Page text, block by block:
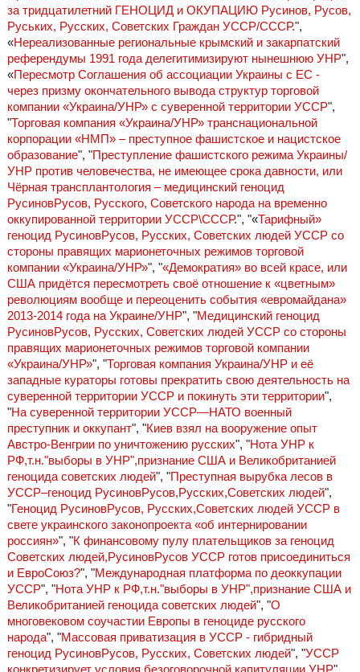
за тридцатилетний ГЕНОЦИД и ОКУПАЦИЮ Русинов, Русов,
Руських, Русских, Советских Граждан УССР/СССР.",
«Нереализованные региональные крымский и закарпатский
референдумы 1991 года делегитимизируют нынешнюю УНР",
«Пересмотр Соглашения об ассоциации Украины с ЕС -
через призму окончательного вывода структур торговой
компании «Украина/УНР» с суверенной территории УССР",
"Торговая компания «Украина/УНР» транснациональной
корпорации «НМП» – преступное фашистское и нацистское
образование", "Преступление фашистского режима Украины/
УНР против человечества, не имеющее срока давности, или
Чёрная трансплантология – медицинский геноцид
РусиновРусов, Русского, Советского народа на временно
оккупированной территории УССР\СССР.", "«Тарифный»
геноцид РусиновРусов, Русских, Советских людей УССР со
стороны правящих марионеточных режимов торговой
компании «Украина/УНР»", "«Демократия» во всей красе, или
США придётся пересмотреть своё отношение к «цветным»
революциям вообще и переоценить события «евромайдана»
2013-2014 года на Украине/УНР", "Медицинский геноцид
РусиновРусов, Русских, Советских людей УССР со стороны
правящих марионеточных режимов торговой компании
«Украина/УНР»", "Торговая компания Украина/УНР и её
западные кураторы готовы прекратить свою деятельность на
суверенной территории УССР и покинуть эти территории",
"На суверенной территории УССР—НАТО военный
преступник и оккупант", "Киев взял на вооружение опыт
Австро-Венгрии по уничтожению русских", "Нота УНР к
РФ,т.н."выборы в УНР",признание США и Великобританией
геноцида советских людей", "Преступная вырубка лесов в
УССР–геноцид РусиновРусов,Русских,Советских людей",
"Геноцид РусиновРусов, Русских,Советских людей УССР в
свете украинского законопроекта «об интернировании
россиян»", "К финансовому пулу плательщиков за геноцид
Советских людей,РусиновРусов УССР готов присоединиться
и ЕвроСоюз?", "Международная платформа по деоккупации
УССР", "Нота УНР к РФ,т.н."выборы в УНР",признание США и
Великобританией геноцида советских людей", "О
многовековом соучастии Европы в геноциде русского
народа", "Массовая приватизация в УССР - гибридный
геноцид РусиновРусов, Русских, Советских людей", "УССР